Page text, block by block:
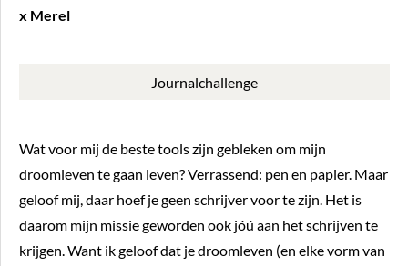
x Merel
Journalchallenge
Wat voor mij de beste tools zijn gebleken om mijn
droomleven te gaan leven? Verrassend: pen en papier. Maar
geloof mij, daar hoef je geen schrijver voor te zijn. Het is
daarom mijn missie geworden ook jóú aan het schrijven te
krijgen. Want ik geloof dat je droomleven (en elke vorm van